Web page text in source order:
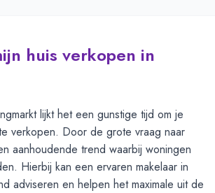
huis verkopen in
lijkt het een gunstige tijd om je
verkopen. Door de grote vraag naar
aanhoudende trend waarbij woningen
Hierbij kan een ervaren makelaar in
adviseren en helpen het maximale uit de